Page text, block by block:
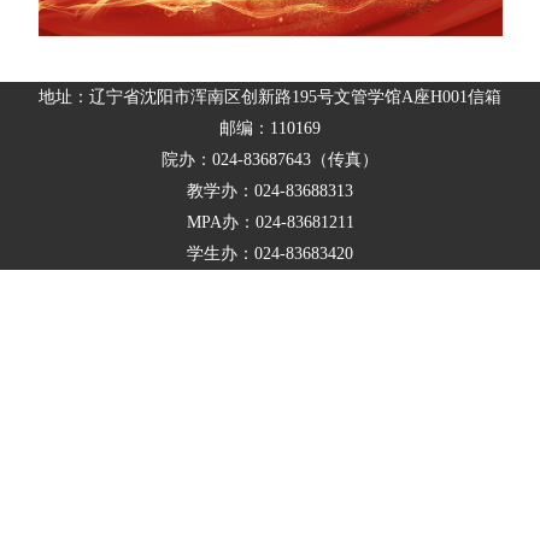
地址：辽宁省沈阳市浑南区创新路195号文管学馆A座H001信箱
邮编：110169
院办：024-83687643（传真）
教学办：024-83688313
MPA办：024-83681211
学生办：024-83683420